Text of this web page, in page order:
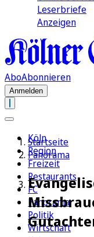
Leserbriefe
Anzeigen
AboAbonnieren
Anmelden
Köln
Region
Freizeit
Restaurants
FC
Panorama
Politik
Wirtschaft
Startseite
Panorama